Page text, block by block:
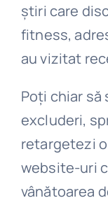
știri care
fitness,
au vizitat
Poți chiar
excluderi,
retargetezi
website-uri
vânătoarea